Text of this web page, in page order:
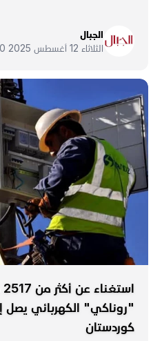
الجبال
الثلاثاء 12 أغسطس 2025 12:00 ص
كوردستان